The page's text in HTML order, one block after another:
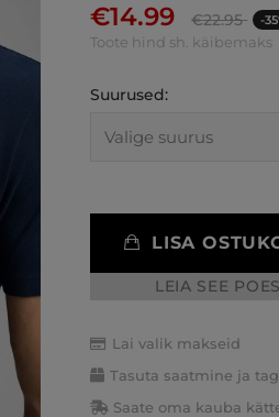
€14.99 €22.95 -
Toote hind sh. käibemaks
Suurused:
LISA
LEIA SEE
Lai valik makseid
Tasuta saatmine ja
Saate oma kauba